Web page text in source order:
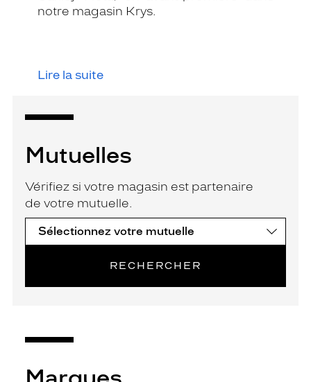
notre magasin Krys.
Lire la suite
Mutuelles
Vérifiez si votre magasin est partenaire
de votre mutuelle.
RECHERCHER